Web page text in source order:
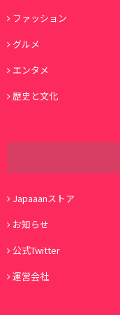
ファッション
グルメ
エンタメ
歴史と文化
Japaaanストア
お知らせ
公式Twitter
運営会社